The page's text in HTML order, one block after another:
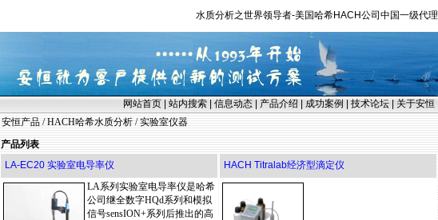
水质分析之世界领导者-美国哈希HACH公司中国一级代理
网站首页 站内搜索 信息动态 产品介绍 成功案例 技术论坛 关于安恒
安恒产品 /HACH哈希水质分析 /实验室仪器
产品列表
LA-EC20 实验室电导率仪
LA系列实验室电导率仪是哈希
公司继全数字HQd系列和模拟
信号sensION+系列后推出的高
HACH Titralab经济型滴定仪